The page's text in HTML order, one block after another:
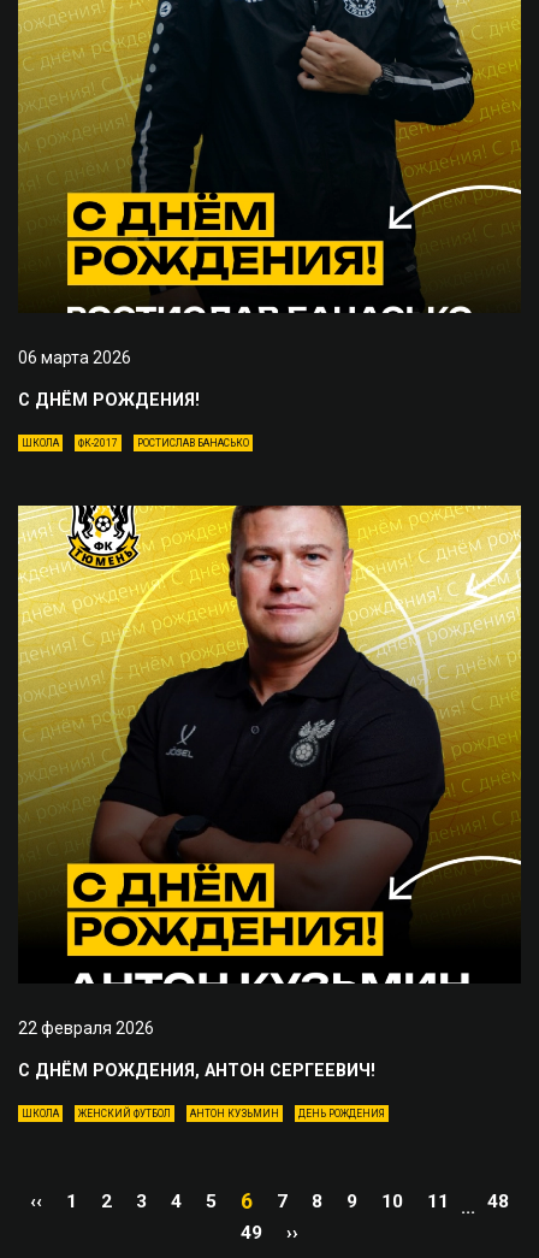
06 марта 2026
С ДНЁМ РОЖДЕНИЯ!
ШКОЛА ФК-2017 РОСТИСЛАВ БАНАСЬКО
22 февраля 2026
С ДНЁМ РОЖДЕНИЯ, АНТОН СЕРГЕЕВИЧ!
ШКОЛА ЖЕНСКИЙ ФУТБОЛ АНТОН КУЗЬМИН ДЕНЬ РОЖДЕНИЯ
‹‹ 1 2 3 4 5 6 7 8 9 10 11 ...
48
49
››